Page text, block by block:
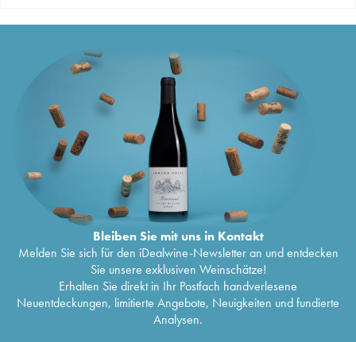
Bleiben Sie mit uns in Kontakt
Melden Sie sich für den iDealwine-Newsletter an und entdecken
Sie unsere exklusiven Weinschätze!
Erhalten Sie direkt in Ihr Postfach handverlesene
Neuentdeckungen, limitierte Angebote, Neuigkeiten und fundierte
Analysen.